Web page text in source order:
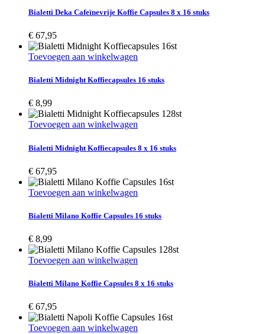
Bialetti Deka Cafeïnevrije Koffie Capsules 8 x 16 stuks
€ 67,95
Toevoegen aan winkelwagen
Bialetti Midnight Koffiecapsules 16 stuks
€ 8,99
Toevoegen aan winkelwagen
Bialetti Midnight Koffiecapsules 8 x 16 stuks
€ 67,95
Toevoegen aan winkelwagen
Bialetti Milano Koffie Capsules 16 stuks
€ 8,99
Toevoegen aan winkelwagen
Bialetti Milano Koffie Capsules 8 x 16 stuks
€ 67,95
Toevoegen aan winkelwagen